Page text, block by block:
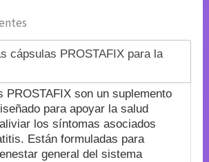
cápsulas PROSTAFIX para la
PROSTAFIX son un suplemento
para apoyar la salud
los síntomas asociados
Están formuladas para
general del sistema